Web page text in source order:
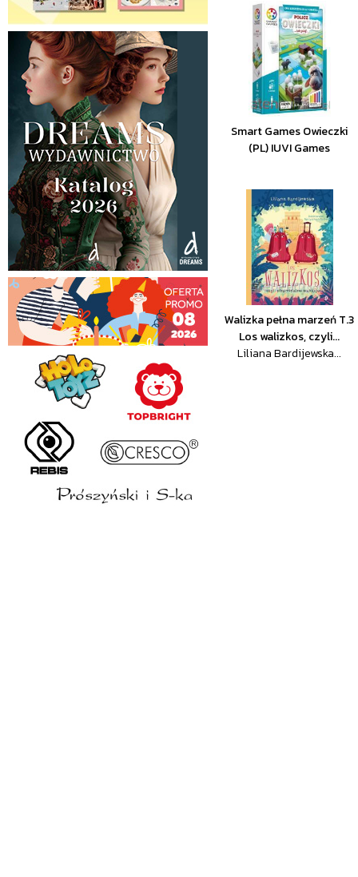
Smart Games Owieczki
(PL) IUVI Games
Walizka pełna marzeń T.3
Los walizkos, czyli...
Liliana Bardijewska...